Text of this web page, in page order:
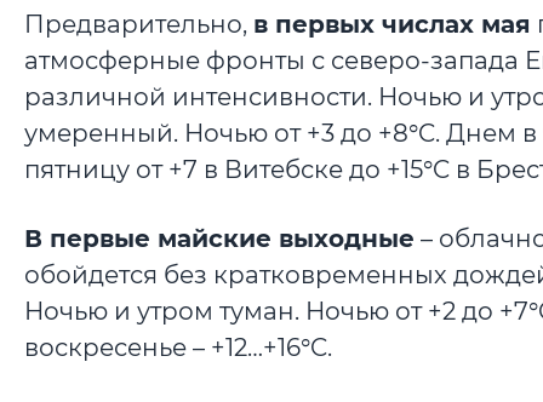
Предварительно, в первых числах мая
атмосферные фронты с северо-запада
различной интенсивности. Ночью и
умеренный. Ночью от +3 до +8°C. Днем в
пятницу от +7 в Витебске до +15°C в
В первые майские выходные –
обойдется без кратковременных
Ночью и утром туман. Ночью от +2 до
воскресенье – +12…+16°C.